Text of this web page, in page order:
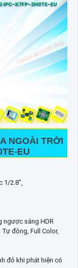
NGOÀI TRỜI
EU
1/2.8”,
ngược sáng HDR
động, Full Color,
đỏ khi phát hiện có